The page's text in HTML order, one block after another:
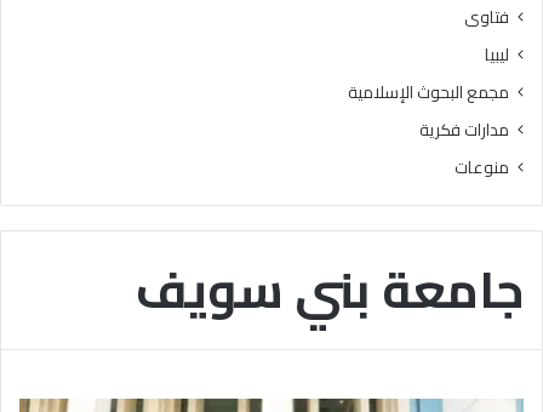
جامعة بني سويف
م
يَّ
:
ا
هُ
و
ة
ل
فتاوى
ليبيا
مجمع البحوث الإسلامية
مدارات فكرية
منوعات